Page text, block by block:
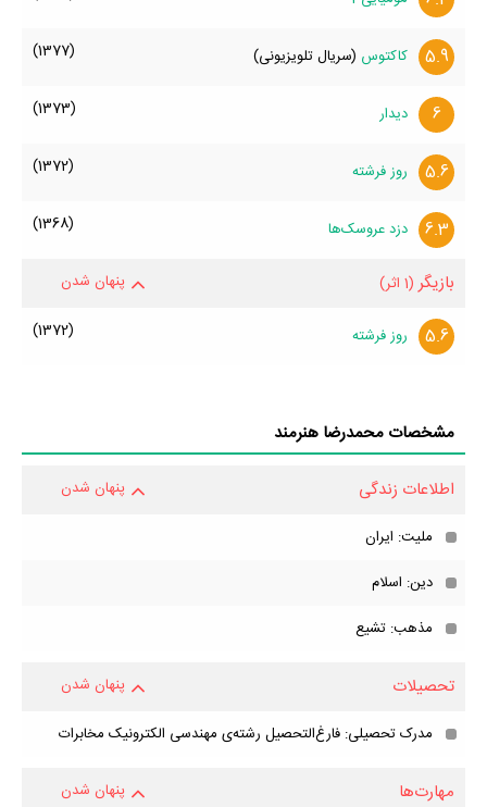
5.9 کاکتوس (سریال تلویزیونی) (1377)
6 دیدار (1373)
5.6 روز فرشته‌ (1372)
6.3 دزد عروسک‌ها (1368)
بازیگر (1 اثر) پنهان شدن
5.6 روز فرشته‌ (1372)
مشخصات محمدرضا هنرمند
اطلاعات زندگی پنهان شدن
ملیت: ایران
دین: اسلام
مذهب: تشیع
تحصیلات پنهان شدن
مدرک تحصیلی: فارغ‌التحصیل رشته‌ی مهندسی الکترونیک مخابرات
مهارت‌ها پنهان شدن